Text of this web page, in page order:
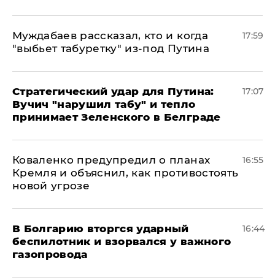
Муждабаев рассказал, кто и когда
"выбьет табуретку" из-под Путина
17:59
Стратегический удар для Путина:
Вучич "нарушил табу" и тепло
принимает Зеленского в Белграде
17:07
Коваленко предупредил о планах
Кремля и объяснил, как противостоять
новой угрозе
16:55
В Болгарию вторгся ударный
беспилотник и взорвался у важного
газопровода
16:44